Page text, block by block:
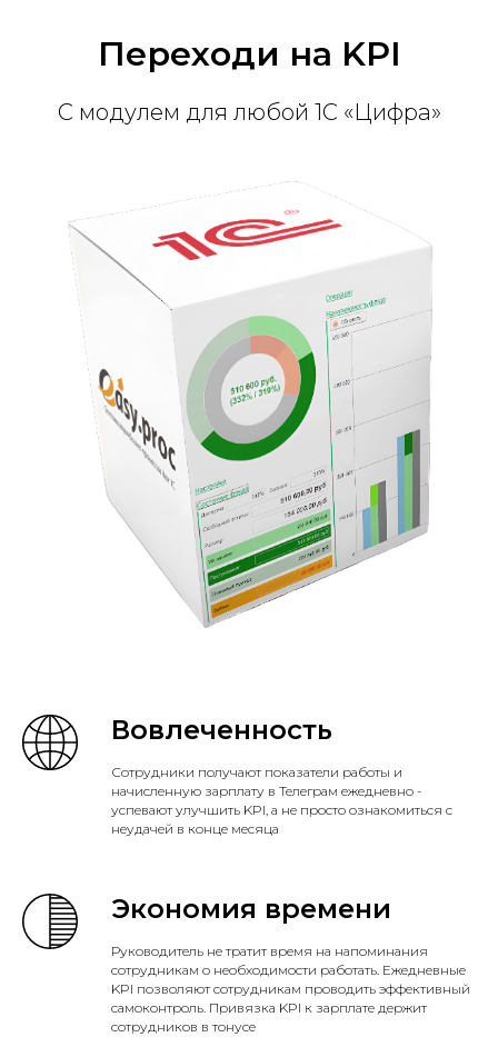
Переходи на KPI
С модулем для любой 1С «Цифра»
Вовлеченность
Сотрудники получают показатели работы и
начисленную зарплату в Телеграм ежедневно -
успевают улучшить KPI, а не просто ознакомиться с
неудачей в конце месяца
Экономия времени
Руководитель не тратит время на напоминания
сотрудникам о необходимости работать. Ежедневные
KPI позволяют сотрудникам проводить эффективный
самоконтроль. Привязка KPI к зарплате держит
сотрудников в тонусе